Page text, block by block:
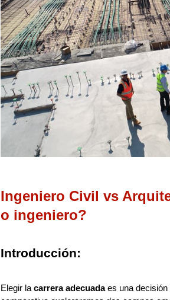
Ingeniero Civil vs
o ingeniero?
Introducción:
Elegir la carrera adecuadaes una decisión